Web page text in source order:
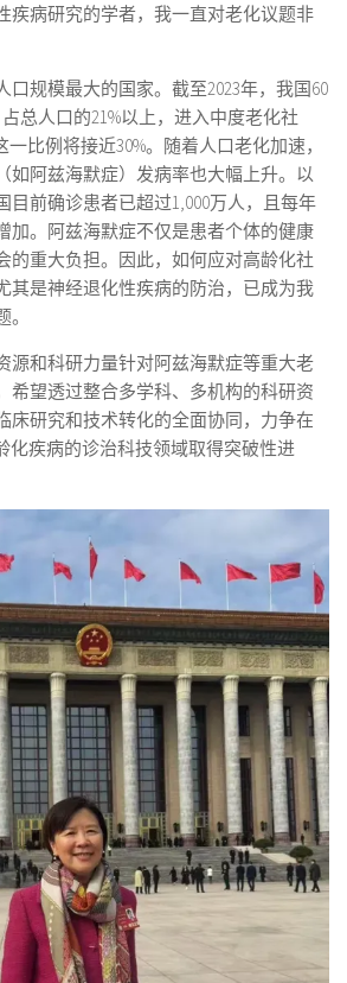
疾病研究的学者，我一直对老化议题非
口规模最大的国家。截至2023年，我国60
总人口的21%以上，进入中度老化社
一比例将接近30%。随着人口老化加速，
如阿兹海默症）发病率也大幅上升。以
目前确诊患者已超过1,000万人，且每年
加。阿兹海默症不仅是患者个体的健康
的重大负担。因此，如何应对高龄化社
其是神经退化性疾病的防治，已成为我
源和科研力量针对阿兹海默症等重大老
希望透过整合多学科、多机构的科研资
床研究和技术转化的全面协同，力争在
化疾病的诊治科技领域取得突破性进